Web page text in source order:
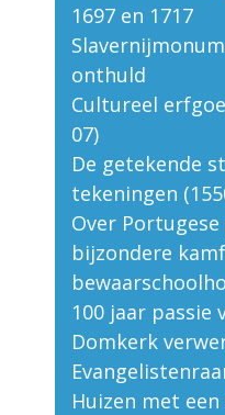
1697 en 1717
onthuld
Cultureel
07)
De getekende
tekeningen
Over
bijzondere
100 jaar passie
Domkerk
Huizen met